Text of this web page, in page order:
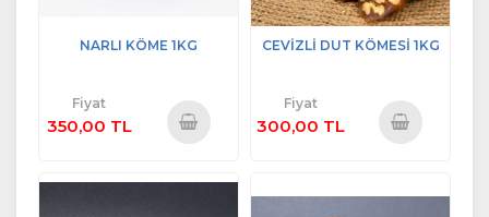
NARLI KÖME 1KG
Fiyat
350,00 TL
Ekle
CEVİZLİ DUT KÖMESİ 1KG
Fiyat
300,00 TL